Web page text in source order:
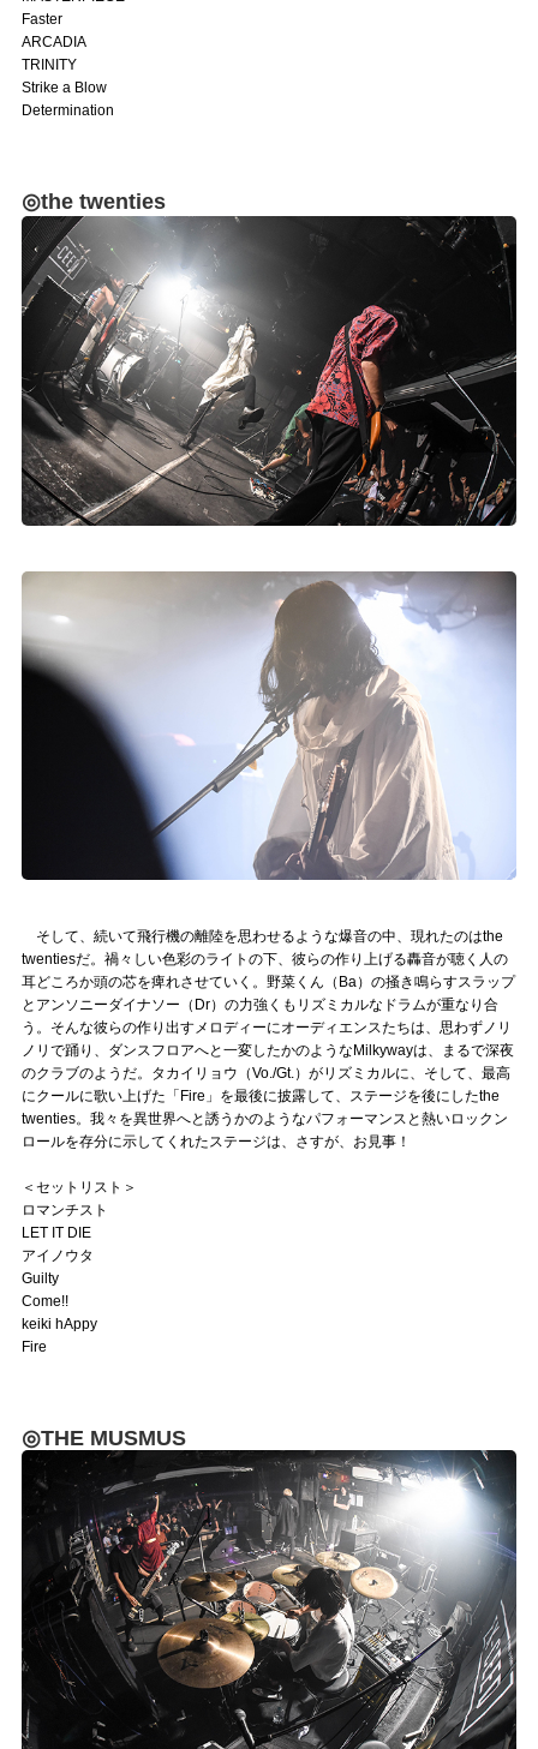
Faster
ARCADIA
TRINITY
Strike a Blow
Determination
◎the twenties
そして、続いて飛行機の離陸を思わせるような爆音の中、現れたのはthe
twentiesだ。禍々しい色彩のライトの下、彼らの作り上げる轟音が聴く人の
耳どころか頭の芯を痺れさせていく。野菜くん（Ba）の掻き鳴らすスラップ
とアンソニーダイナソー（Dr）の力強くもリズミカルなドラムが重なり合
う。そんな彼らの作り出すメロディーにオーディエンスたちは、思わずノリ
ノリで踊り、ダンスフロアへと一変したかのようなMilkywayは、まるで深夜
のクラブのようだ。タカイリョウ（Vo./Gt.）がリズミカルに、そして、最高
にクールに歌い上げた「Fire」を最後に披露して、ステージを後にしたthe
twenties。我々を異世界へと誘うかのようなパフォーマンスと熱いロックン
ロールを存分に示してくれたステージは、さすが、お見事！
＜セットリスト＞
ロマンチスト
LET IT DIE
アイノウタ
Guilty
Come!!
keiki hAppy
Fire
◎THE MUSMUS